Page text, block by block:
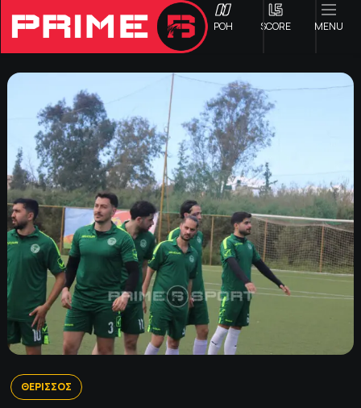
ΡΟΗ SCORE MENU
ΟΦΗ
Γ ΕΘΝΙΚΗ
Α1 ΕΠΣΗ
Α2 ΕΠΣΗ
Β1 ΕΠΣΗ
Β2 ΕΠΣΗ
ΠΟΔΟΣΦΑΙΡΟ
ΘΕΡΙΣΣΟΣ